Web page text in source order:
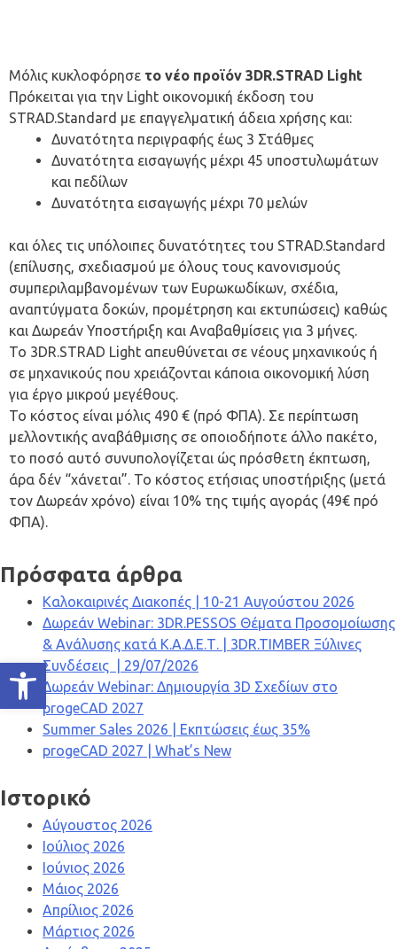
Ανοίξτε τη γραμμή εργαλείων
Μόλις κυκλοφόρησε το νέο προϊόν 3DR.STRAD Light
Πρόκειται για την Light οικονομική έκδοση του
STRAD.Standard με επαγγελματική άδεια χρήσης και:
Δυνατότητα περιγραφής έως 3 Στάθμες
Δυνατότητα εισαγωγής μέχρι 45 υποστυλωμάτων
και πεδίλων
Δυνατότητα εισαγωγής μέχρι 70 μελών
και όλες τις υπόλοιπες δυνατότητες του STRAD.Standard
(επίλυσης, σχεδιασμού με όλους τους κανονισμούς
συμπεριλαμβανομένων των Ευρωκωδίκων, σχέδια,
αναπτύγματα δοκών, προμέτρηση και εκτυπώσεις) καθώς
και Δωρεάν Υποστήριξη και Αναβαθμίσεις για 3 μήνες.
Το 3DR.STRAD Light απευθύνεται σε νέους μηχανικούς ή
σε μηχανικούς που χρειάζονται κάποια οικονομική λύση
για έργο μικρού μεγέθους.
Το κόστος είναι μόλις 490 € (πρό ΦΠΑ). Σε περίπτωση
μελλοντικής αναβάθμισης σε οποιοδήποτε άλλο πακέτο,
το ποσό αυτό συνυπολογίζεται ώς πρόσθετη έκπτωση,
άρα δέν “χάνεται”. Το κόστος ετήσιας υποστήριξης (μετά
τον Δωρεάν χρόνο) είναι 10% της τιμής αγοράς (49€ πρό
ΦΠΑ).
Πρόσφατα άρθρα
Καλοκαιρινές Διακοπές | 10-21 Αυγούστου 2026
Δωρεάν Webinar: 3DR.PESSOS Θέματα Προσομοίωσης
& Ανάλυσης κατά Κ.Α.Δ.Ε.Τ. | 3DR.TIMBER Ξύλινες
Συνδέσεις | 29/07/2026
Δωρεάν Webinar: Δημιουργία 3D Σχεδίων στο
progeCAD 2027
Summer Sales 2026 | Εκπτώσεις έως 35%
progeCAD 2027 | What’s New
Ιστορικό
Αύγουστος 2026
Ιούλιος 2026
Ιούνιος 2026
Μάιος 2026
Απρίλιος 2026
Μάρτιος 2026